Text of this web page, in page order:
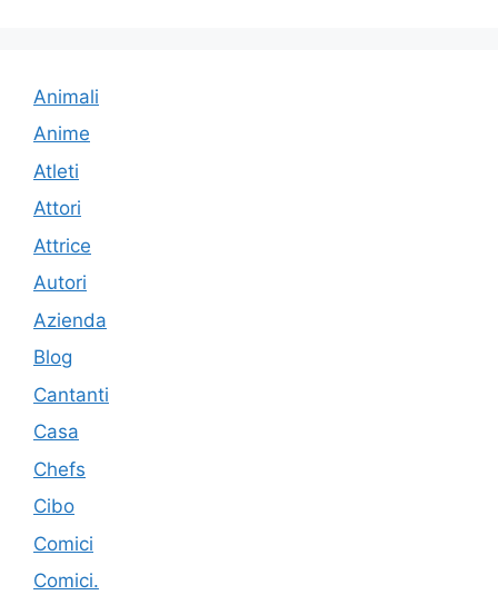
Animali
Anime
Atleti
Attori
Attrice
Autori
Azienda
Blog
Cantanti
Casa
Chefs
Cibo
Comici
Comici.